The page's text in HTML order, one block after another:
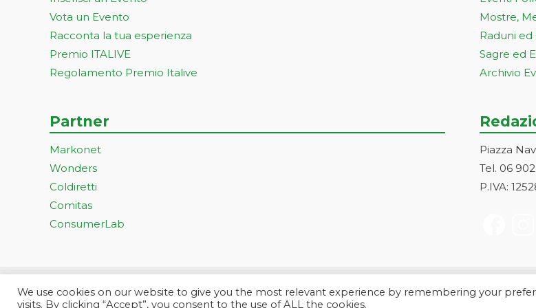
Vota un Evento
Racconta la tua esperienza
Premio ITALIVE
Regolamento Premio Italive
Partner
Markonet
Wonders
Coldiretti
Comitas
ConsumerLab
Mostre,
Raduni ed
Sagre ed
Archivio
Piazza
Tel. 06
P.IVA:
Progetto ideato e gestito dalla Markonet srl - Piazza Navona 45, 00186 Roma | PI
We use cookies on our website to give you the most relevant experience by remembering your
visits. By clicking “Accept”, you consent to the use of ALL the cookies.